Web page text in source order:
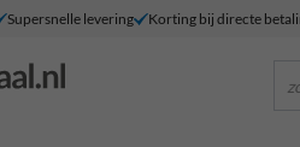
Supersnelle levering Korting bij directe